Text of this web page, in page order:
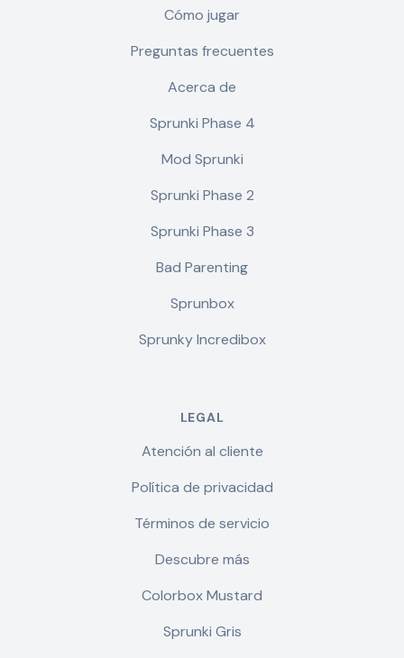
Cómo jugar
Preguntas frecuentes
Acerca de
Sprunki Phase 4
Mod Sprunki
Sprunki Phase 2
Sprunki Phase 3
Bad Parenting
Sprunbox
Sprunky Incredibox
LEGAL
Atención al cliente
Política de privacidad
Términos de servicio
Descubre más
Colorbox Mustard
Sprunki Gris